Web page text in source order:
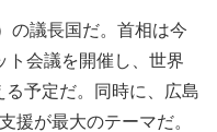
の議長国だ。首相は今
ト会議を開催し、世界
予定だ。同時に、広島
援が最大のテーマだ。